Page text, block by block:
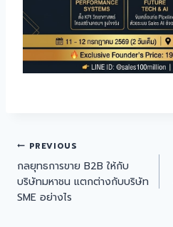
PREVIOUS
กลยุทธการขาย B2B ให้กับ
บริษัทมหาชน แตกต่างกับบริษัท
SME อย่างไร